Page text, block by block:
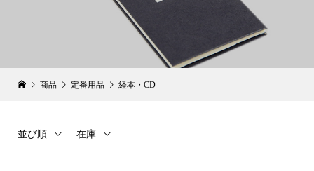
商品 定番用品 経本・CD
並び順 在庫